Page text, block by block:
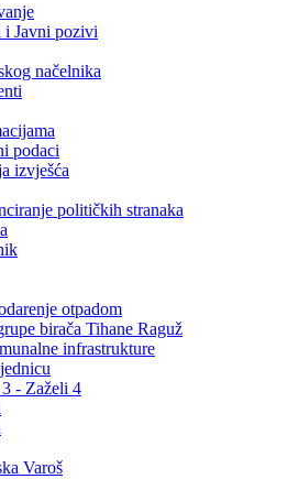
i Javni pozivi
načelnika
podaci
izvješća
političkih stranaka
otpadom
birača Tihane Raguž
infrastrukture
- Zaželi 4
Varoš